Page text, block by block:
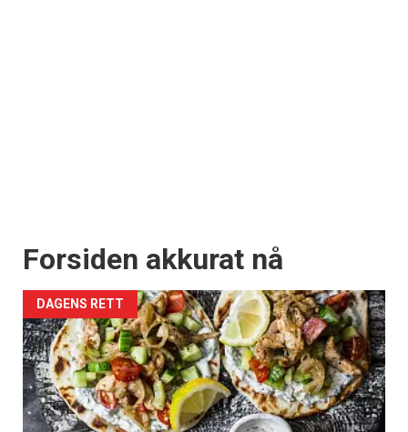
Forsiden akkurat nå
DAGENS RETT